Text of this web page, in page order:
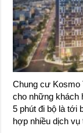
Chung cư Kosmo
cho những khách
5 phút đi bộ là tới
hợp nhiều dịch